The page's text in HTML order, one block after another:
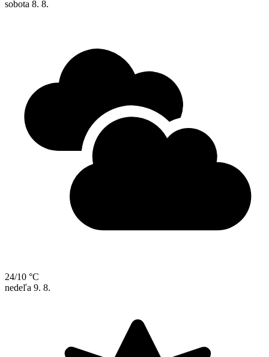
sobota 8. 8.
24/10 °C
nedeľa 9. 8.